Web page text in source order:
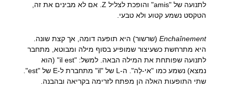
לתנועה של "amis" והופכת לצליל Z. אם לא מבינים את זה,
הטקסט נשמע קטוע ולא טבעי.
Enchaînement(שרשור) היא תופעה דומה, אך קצת שונה.
היא מתרחשת כשעיצור שמופיע בסוף מילה ומבוטא, מתחבר
לתנועה שפותחת את המילה הבאה. למשל: "il est" (הוא
נמצא) נשמע כמו "אי-לֶה". ה-L של "il" מתחברת ל-E של "est".
שתי התופעות האלה הן מפתח לזרימה בקריאה ובהבנה.